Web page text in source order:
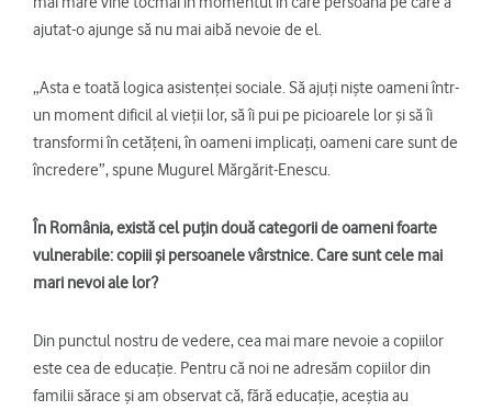
ajutat-o ajunge să nu mai aibă nevoie de el.
„Asta e toată logica asistenței sociale. Să ajuți niște oameni într-
un moment dificil al vieții lor, să îi pui pe picioarele lor și să îi
transformi în cetățeni, în oameni implicați, oameni care sunt de
încredere”, spune Mugurel Mărgărit-Enescu.
În România, există cel puțin două categorii de oameni foarte
vulnerabile: copiii și persoanele vârstnice. Care sunt cele mai
mari nevoi ale lor?
Din punctul nostru de vedere, cea mai mare nevoie a copiilor
este cea de educație. Pentru că noi ne adresăm copiilor din
familii sărace și am observat că, fără educație, aceștia au